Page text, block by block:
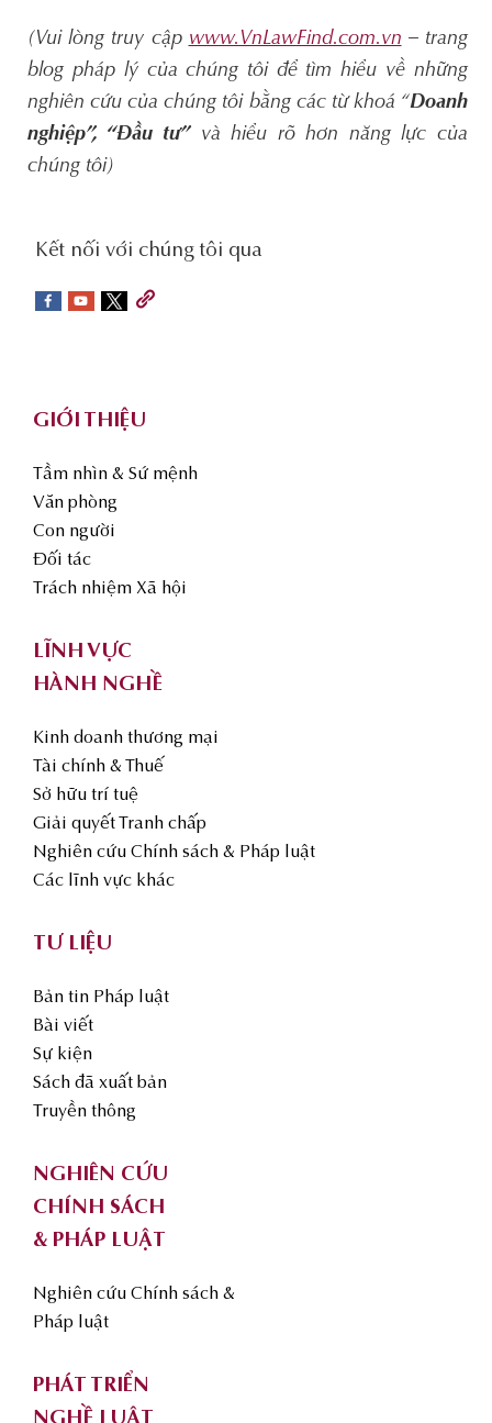
(Vui lòng truy cập www.VnLawFind.com.vn – trang
blog pháp lý của chúng tôi để tìm hiểu về những
nghiên cứu của chúng tôi bằng các từ khoá “Doanh
nghiệp”, “Đầu tư”và hiểu rõ hơn năng lực của
chúng tôi)
social-
sidebar
Kết nối với chúng tôi qua
GIỚI THIỆU
Tầm nhìn & Sứ mệnh
Văn phòng
Con người
Đối tác
Trách nhiệm Xã hội
LĨNH VỰC
HÀNH NGHỀ
Kinh doanh thương mại
Tài chính & Thuế
Sở hữu trí tuệ
Giải quyết Tranh chấp
Nghiên cứu Chính sách & Pháp luật
Các lĩnh vực khác
TƯ LIỆU
Bản tin Pháp luật
Bài viết
Sự kiện
Sách đã xuất bản
Truyền thông
NGHIÊN CỨU
CHÍNH SÁCH
& PHÁP LUẬT
Nghiên cứu Chính sách &
Pháp luật
PHÁT TRIỂN